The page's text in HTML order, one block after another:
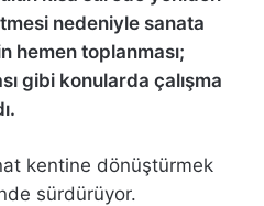
nedeniyle sanata
hemen toplanması;
gibi konularda çalışma
kentine dönüştürmek
sürdürüyor.